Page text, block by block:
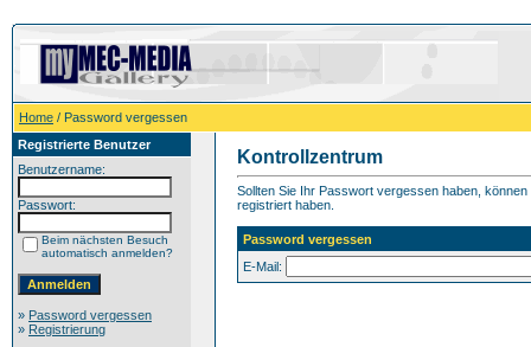
Home / Password vergessen
Registrierte Benutzer
Benutzername:
Passwort:
Beim nächsten Besuch
automatisch anmelden?
» Password vergessen
» Registrierung
Kontrollzentrum
Sollten Sie Ihr Passwort vergessen haben,
registriert haben.
Password vergessen
E-Mail: